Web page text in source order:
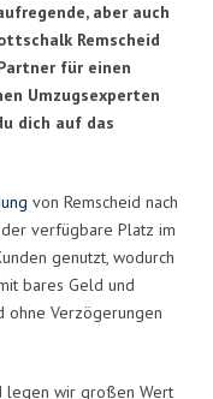
aber auch
Remscheid
für einen
Umzugsexperten
dich auf das
von Remscheid nach
verfügbare Platz im
genutzt, wodurch
bares Geld und
ohne Verzögerungen
legen wir großen Wert